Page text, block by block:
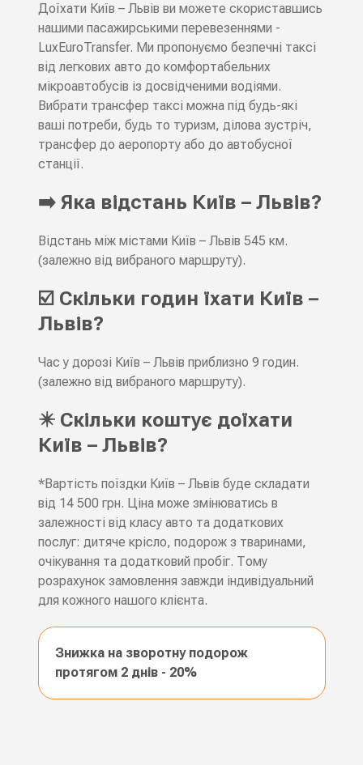
Доїхати Київ – Львів ви можете скориставшись
нашими пасажирськими перевезеннями -
LuxEuroTransfer. Ми пропонуємо безпечні таксі
від легкових авто до комфортабельних
мікроавтобусів із досвідченими водіями.
Вибрати трансфер таксі можна під будь-які
ваші потреби, будь то туризм, ділова зустріч,
трансфер до аеропорту або до автобусної
станції.
➡️ Яка відстань Київ – Львів?
Відстань між містами Київ – Львів 545 км.
(залежно від вибраного маршруту).
☑️ Скільки годин їхати Київ –
Львів?
Час у дорозі Київ – Львів приблизно 9 годин.
(залежно від вибраного маршруту).
✴️ Скільки коштує доїхати
Київ – Львів?
*Вартість поїздки Київ – Львів буде складати
від 14 500 грн. Ціна може змінюватись в
залежності від класу авто та додаткових
послуг: дитяче крісло, подорож з тваринами,
очікування та додатковий пробіг. Тому
розрахунок замовлення завжди індивідуальний
для кожного нашого клієнта.
Знижка на зворотну подорож
протягом 2 днів - 20%